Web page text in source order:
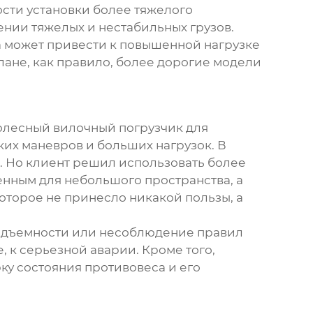
установки более тяжелого
тяжелых и нестабильных грузов.
привести к повышенной нагрузке
как правило, более дорогие модели
вилочный погрузчик для
маневров и больших нагрузок. В
. Но клиент решил использовать более
для небольшого пространства, а
не принесло никакой пользы, а
или несоблюдение правил
к серьезной аварии. Кроме того,
состояния противовеса и его